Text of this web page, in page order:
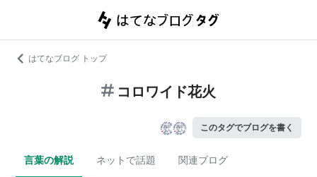
はてなブログ トップ
コロワイド花火
このタグでブログを書く
言葉の解説 ネットで話題 関連ブログ